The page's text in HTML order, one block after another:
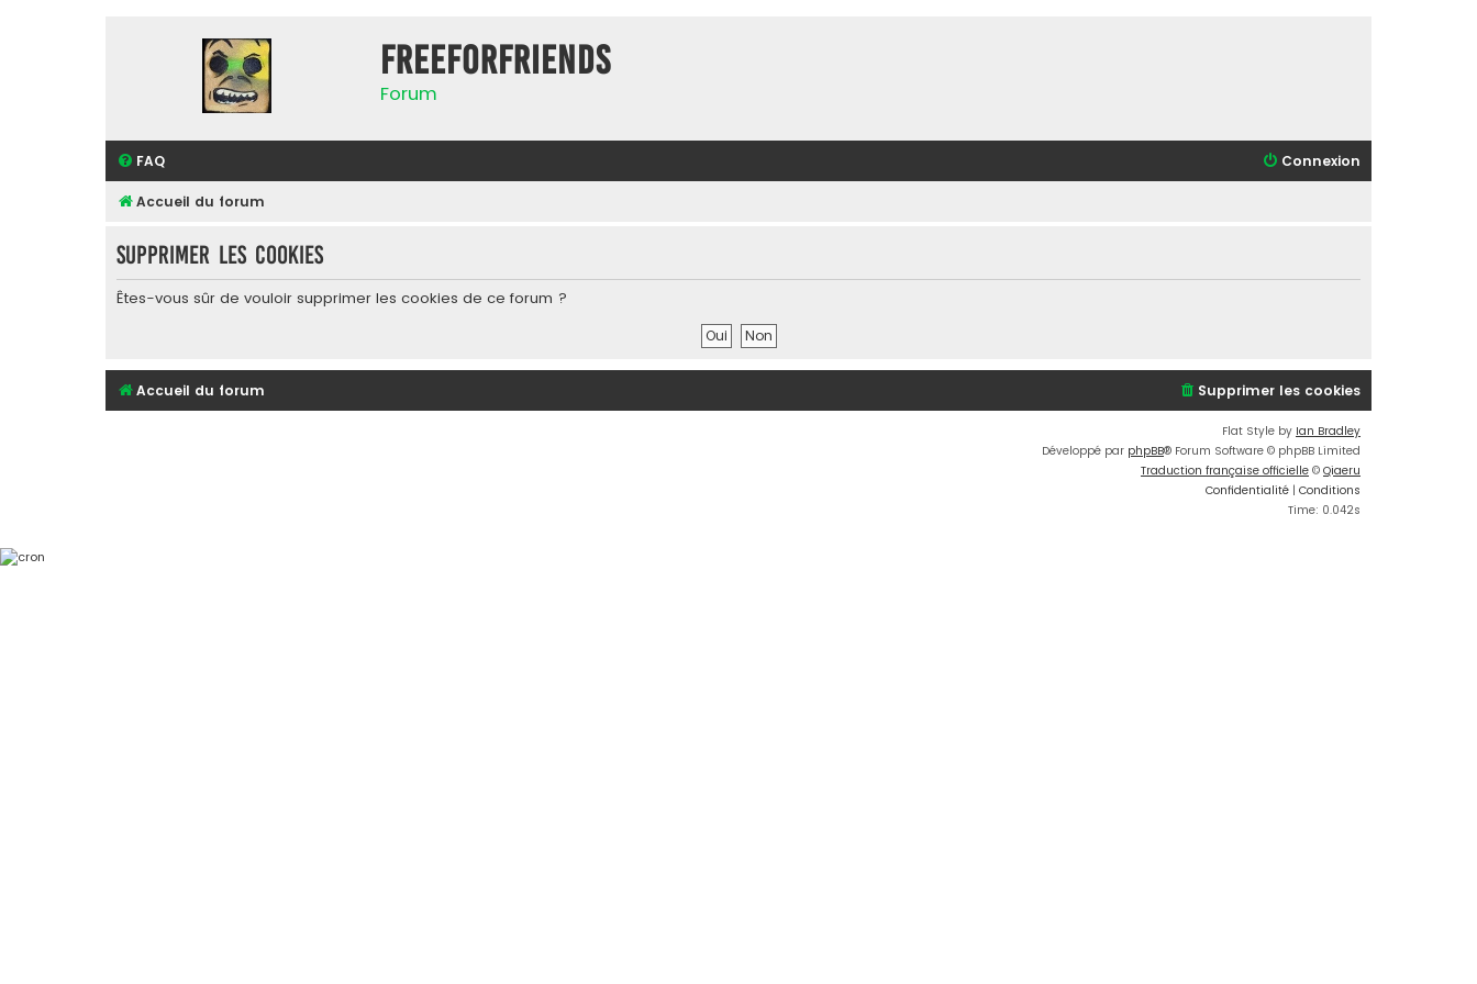
FreeForFriends
Forum
FAQ Connexion
Accueil du forum
Supprimer les cookies
Êtes-vous sûr de vouloir supprimer les cookies de ce forum ?
Accueil du forum Supprimer les cookies
Flat Style by Ian Bradley
Développé par phpBB® Forum Software © phpBB Limited
Traduction française officielle © Qiaeru
Confidentialité | Conditions
Time: 0.042s